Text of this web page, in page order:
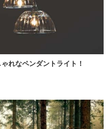
れなペンダントライト！